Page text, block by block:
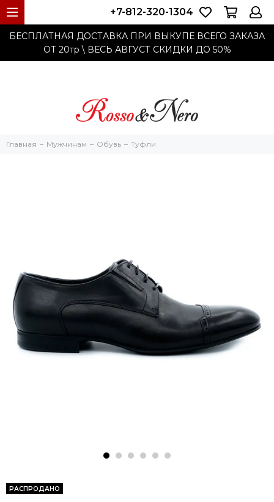
БЕСПЛАТНАЯ ДОСТАВКА ПРИ ВЫКУПЕ ВСЕГО ЗАКАЗА
ОТ 20тр \ ВЕСЬ АВГУСТ СКИДКИ ДО 50%
+7-812-320-1304
Главная Мужчинам Обувь Туфли
РАСПРОДАНО